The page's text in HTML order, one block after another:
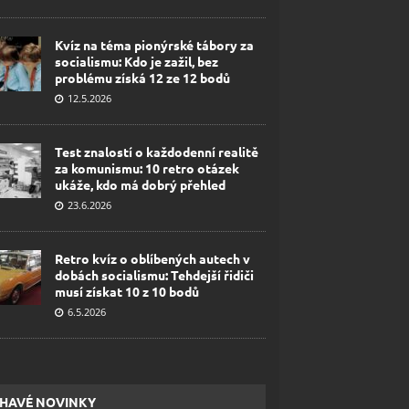
Kvíz na téma pionýrské tábory za
socialismu: Kdo je zažil, bez
problému získá 12 ze 12 bodů
12.5.2026
Test znalostí o každodenní realitě
za komunismu: 10 retro otázek
ukáže, kdo má dobrý přehled
23.6.2026
Retro kvíz o oblíbených autech v
dobách socialismu: Tehdejší řidiči
musí získat 10 z 10 bodů
6.5.2026
NOVINKY